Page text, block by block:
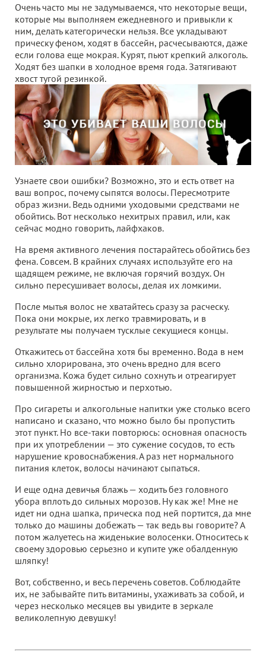
Очень часто мы не задумываемся, что некоторые вещи,
которые мы выполняем ежедневного и привыкли к
ним, делать категорически нельзя. Все укладывают
прическу феном, ходят в бассейн, расчесываются, даже
если голова еще мокрая. Курят, пьют крепкий алкоголь.
Ходят без шапки в холодное время года. Затягивают
хвост тугой резинкой.
Узнаете свои ошибки? Возможно, это и есть ответ на
ваш вопрос, почему сыпятся волосы. Пересмотрите
образ жизни. Ведь одними уходовыми средствами не
обойтись. Вот несколько нехитрых правил, или, как
сейчас модно говорить, лайфхаков.
На время активного лечения постарайтесь обойтись без
фена. Совсем. В крайних случаях используйте его на
щадящем режиме, не включая горячий воздух. Он
сильно пересушивает волосы, делая их ломкими.
После мытья волос не хватайтесь сразу за расческу.
Пока они мокрые, их легко травмировать, и в
результате мы получаем тусклые секущиеся концы.
Откажитесь от бассейна хотя бы временно. Вода в нем
сильно хлорирована, это очень вредно для всего
организма. Кожа будет сильно сохнуть и отреагирует
повышенной жирностью и перхотью.
Про сигареты и алкогольные напитки уже столько всего
написано и сказано, что можно было бы пропустить
этот пункт. Но все-таки повторюсь: основная опасность
при их употреблении — это сужение сосудов, то есть
нарушение кровоснабжения. А раз нет нормального
питания клеток, волосы начинают сыпаться.
И еще одна девичья блажь — ходить без головного
убора вплоть до сильных морозов. Ну как же! Мне не
идет ни одна шапка, прическа под ней портится, да мне
только до машины добежать — так ведь вы говорите? А
потом жалуетесь на жиденькие волосенки. Относитесь к
своему здоровью серьезно и купите уже обалденную
шляпку!
Вот, собственно, и весь перечень советов. Соблюдайте
их, не забывайте пить витамины, ухаживать за собой, и
через несколько месяцев вы увидите в зеркале
великолепную девушку!